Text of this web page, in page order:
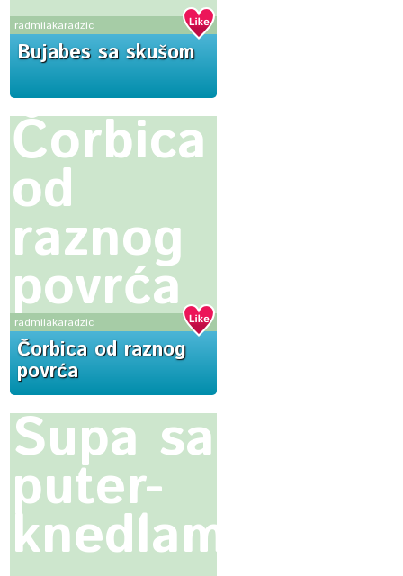
radmilakaradzic
Bujabes sa skušom
Čorbica
od
raznog
povrća
radmilakaradzic
Čorbica od raznog
povrća
Supa sa
puter-
knedlama